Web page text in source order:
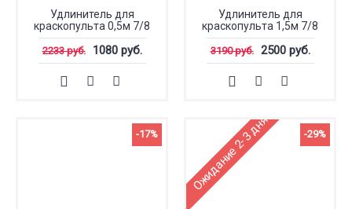
Удлинитель для
краскопульта 0,5м 7/8
2233 руб. 1080 руб.
Удлинитель для
краскопульта 1,5м 7/8
3190 руб. 2500 руб.
-17% -29%
Ожидание 2-3 дня